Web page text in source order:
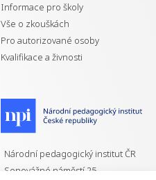
Informace pro školy
Vše o zkouškách
Pro autorizované osoby
Kvalifikace a živnosti
Národní pedagogický institut ČR
Senovážné náměstí 25